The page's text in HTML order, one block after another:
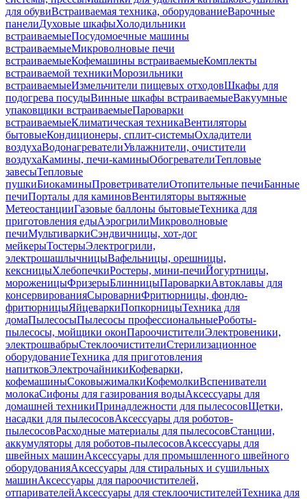
для обувиВстраиваемая техника, оборудованиеВарочные
панелиДуховые шкафыХолодильники
встраиваемыеПосудомоечные машины
встраиваемыеМикроволновые печи
встраиваемыеКофемашины встраиваемыеКомплекты
встраиваемой техникиМорозильники
встраиваемыеИзмельчители пищевых отходовШкафы для
подогрева посудыВинные шкафы встраиваемыеВакуумные
упаковщики встраиваемыеПароварки
встраиваемыеКлиматическая техникаВентиляторы
бытовыеКондиционеры, сплит-системыОхладители
воздухаВодонагревателиУвлажнители, очистители
воздухаКамины, печи-каминыОбогревателиТепловые
завесыТепловые
пушкиБиокаминыПроветривателиОтопительные печиБанные
печиПорталы для каминовВентиляторы вытяжные
МетеостанцииГазовые баллоны бытовыеТехника для
приготовления едыАэрогрилиМикроволновые
печиМультиваркиСэндвичницы, хот-дог
мейкерыТостерыЭлектрогрили,
электрошашлычницыВафельницы, орешницы,
кексницыХлебопечкиРостеры, мини-печиЙогуртницы,
мороженицыФризерыБлинницыПароваркиАвтоклавы для
консервированияСыроварниФритюрницы, фондю-
фритюрницыЯйцеваркиПопкорницыТехника для
домаПылесосыПылесосы профессиональныеРоботы-
пылесосы, мойщики оконПароочистителиЭлектровеники,
электрошвабрыСтеклоочистителиСтерилизационное
оборудованиеТехника для приготовления
напитковЭлектрочайникиКофеварки,
кофемашиныСоковыжималкиКофемолкиВспениватели
молокаСифоны для газирования водыАксессуары для
домашней техникиПринадлежности для пылесосовЩетки,
насадки для пылесосовАксессуары для роботов-
пылесосовРасходные материалы для пылесосовСтанции,
аккумуляторы для роботов-пылесосовАксессуары для
швейных машинАксессуары для промышленного швейного
оборудованияАксессуары для стиральных и сушильных
машинАксессуары для пароочистителей,
отпаривателейАксессуары для стеклоочистителейТехника для